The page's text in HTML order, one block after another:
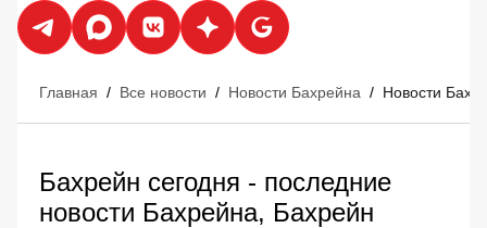
Главная / Все новости / Новости Бахрейна / Новости
Бахрейн сегодня - последние
новости Бахрейна, Бахрейн